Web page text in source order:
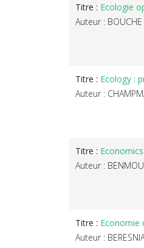
Titre : Ecologie
Auteur :
Titre : Ecology :
Auteur :
Titre :
Auteur :
Titre : Economie
Auteur :